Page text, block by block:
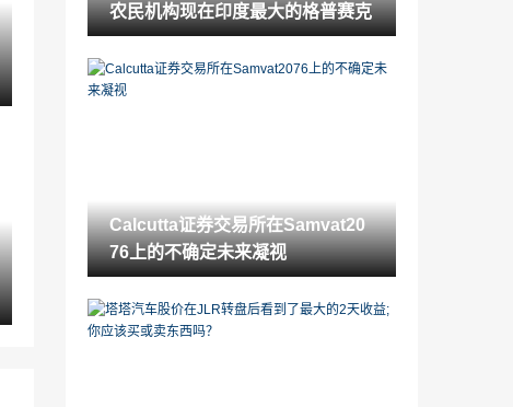
股票角：“中立”在帆上，价格疲软到抵消
抵消福利
2021-11-19
股票角：Spicejet在航空空间中的顶级挑
2021-11-19
Calcutta证券交易所在Samvat2076上的不
确定未来凝视
HDFC银行加入RIL，TCS：印度最有价值
农民机构现在印度最大的格普赛克
Calcutta证券交易所在Samvat20
76上的不确定未来凝视